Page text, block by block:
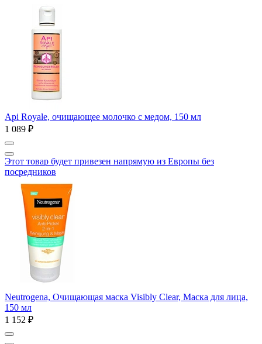
Api Royale, очищающее молочко с медом, 150 мл
1 089 ₽
Этот товар будет привезен напрямую из Европы без
посредников
Neutrogena, Очищающая маска Visibly Clear, Маска для лица,
150 мл
1 152 ₽